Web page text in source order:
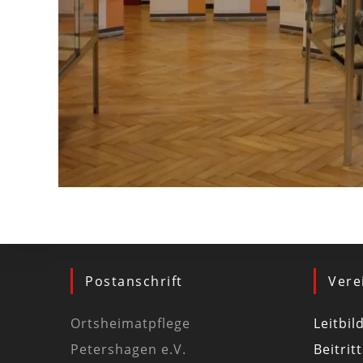
Postanschrift
Ortsheimatpflege
Petershagen e.V.